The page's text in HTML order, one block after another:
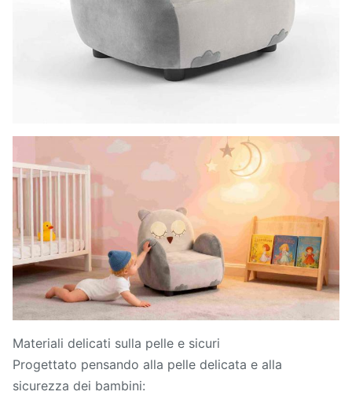
Materiali delicati sulla pelle e sicuri
Progettato pensando alla pelle delicata e alla
sicurezza dei bambini: